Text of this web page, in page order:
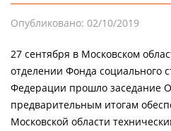
Опубликовано: 02/10/2019
27 сентября в Московском
отделении Фонда социального
Федерации прошло заседание
предварительным итогам
Московской области